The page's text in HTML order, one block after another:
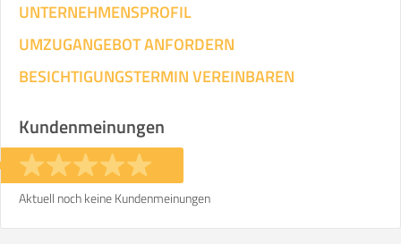
UNTERNEHMENSPROFIL
UMZUGANGEBOT ANFORDERN
BESICHTIGUNGSTERMIN VEREINBAREN
Kundenmeinungen
Aktuell noch keine Kundenmeinungen